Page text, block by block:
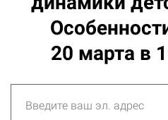
20 марта в